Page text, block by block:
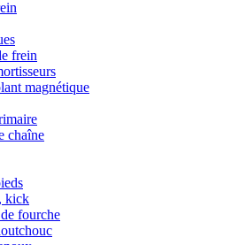
frein
magnétique
chaîne
kick
fourche